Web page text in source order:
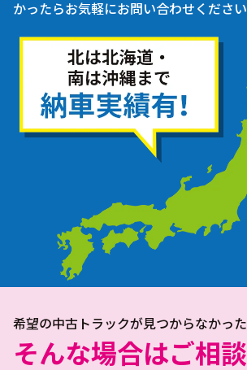
かったらお気軽にお問い合わせください
希望の中古トラックが見つからなかった
そんな場合はご相